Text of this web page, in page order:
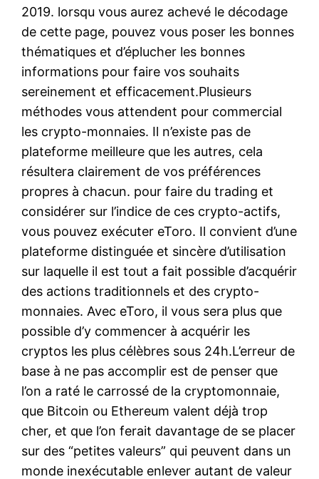
2019. lorsqu vous aurez achevé le décodage
de cette page, pouvez vous poser les bonnes
thématiques et d’éplucher les bonnes
informations pour faire vos souhaits
sereinement et efficacement.Plusieurs
méthodes vous attendent pour commercial
les crypto-monnaies. Il n’existe pas de
plateforme meilleure que les autres, cela
résultera clairement de vos préférences
propres à chacun. pour faire du trading et
considérer sur l’indice de ces crypto-actifs,
vous pouvez exécuter eToro. Il convient d’une
plateforme distinguée et sincère d’utilisation
sur laquelle il est tout a fait possible d’acquérir
des actions traditionnels et des crypto-
monnaies. Avec eToro, il vous sera plus que
possible d’y commencer à acquérir les
cryptos les plus célèbres sous 24h.L’erreur de
base à ne pas accomplir est de penser que
l’on a raté le carrossé de la cryptomonnaie,
que Bitcoin ou Ethereum valent déjà trop
cher, et que l’on ferait davantage de se placer
sur des “petites valeurs” qui peuvent dans un
monde inexécutable enlever autant de valeur